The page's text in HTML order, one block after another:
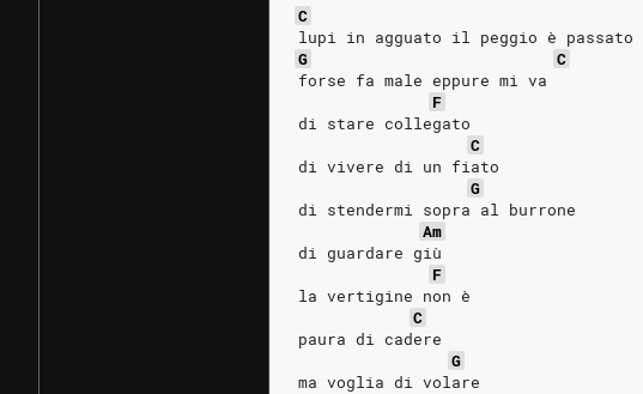
C
lupi in agguato il peggio è passato
G
C
forse fa male eppure mi va
F
di stare collegato
C
di vivere di un fiato
G
di stendermi sopra al burrone
Am
di guardare giù
F
la vertigine non è
C
paura di cadere
G
ma voglia di volare